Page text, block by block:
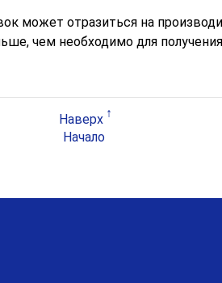
может отразиться на
чем необходимо для
Наверх
Начало